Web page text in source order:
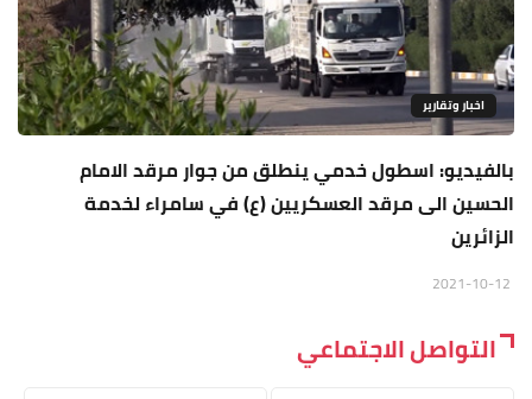
اخبار وتقارير
بالفيديو: اسطول خدمي ينطلق من جوار مرقد الامام
الحسين الى مرقد العسكريين (ع) في سامراء لخدمة
الزائرين
التواصل الاجتماعي